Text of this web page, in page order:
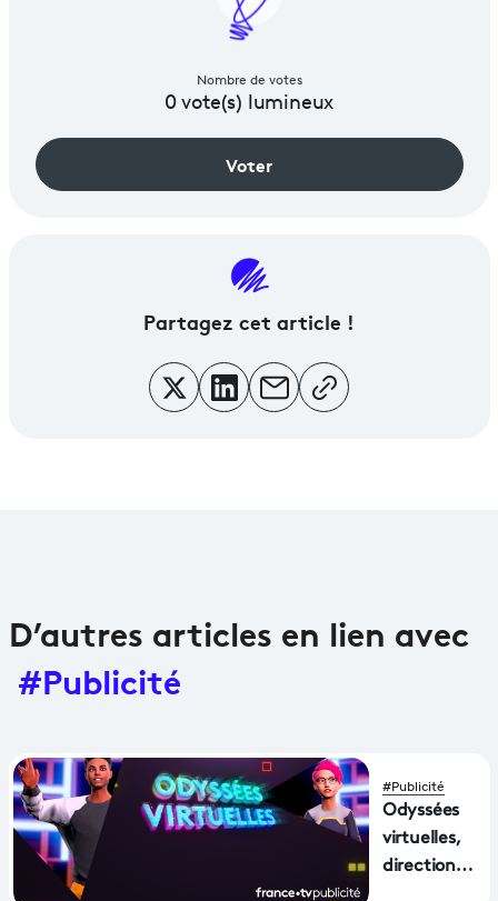
Nombre de votes
0vote(s) lumineux
Voter
Partagez cet article !
D’autres articles en lien avec
#Publicité
#Publicité
Odyssées
virtuelles,
direction